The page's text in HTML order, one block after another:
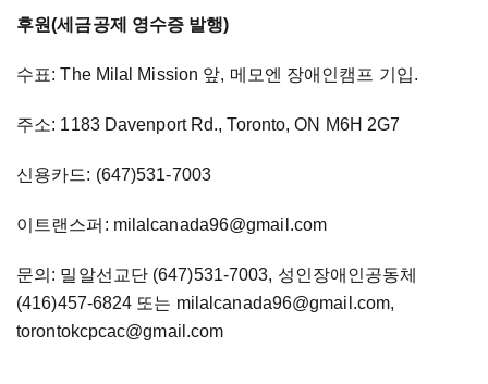
후원(세금공제 영수증 발행)
수표: The Milal Mission 앞, 메모엔 장애인캠프 기입.
주소: 1183 Davenport Rd., Toronto, ON M6H 2G7
신용카드: (647)531-7003
이트랜스퍼: milalcanada96@gmail.com
문의: 밀알선교단 (647)531-7003, 성인장애인공동체
(416)457-6824 또는 milalcanada96@gmail.com,
torontokcpcac@gmail.com